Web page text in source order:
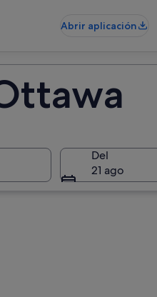
Abrir aplicación
Del
21 ago